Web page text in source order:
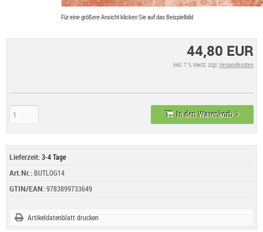
Für eine größere Ansicht klicken Sie auf das Beispielbild
44,80 EUR
inkl. 7 % MwSt. zzgl.Versandkosten
In den Warenkorb
Lieferzeit:3-4 Tage
Art.Nr.:BUTLOG14
GTIN/EAN:9783899733649
Artikeldatenblatt drucken